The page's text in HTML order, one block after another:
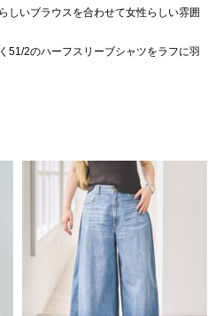
しいブラウスを合わせて女性らしい雰囲
51/2のハーフスリーブシャツをラフに羽